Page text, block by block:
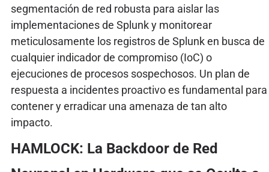
segmentación de red robusta para aislar las
implementaciones de Splunk y monitorear
meticulosamente los registros de Splunk en busca de
cualquier indicador de compromiso (IoC) o
ejecuciones de procesos sospechosos. Un plan de
respuesta a incidentes proactivo es fundamental para
contener y erradicar una amenaza de tan alto
impacto.
HAMLOCK: La Backdoor de Red